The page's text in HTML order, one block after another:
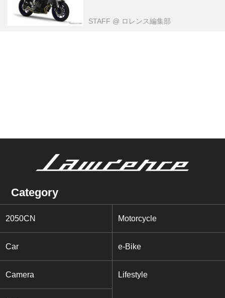
STAFF @ ロレンス編集部
Category
2050CN Motorcycle
Car e-Bike
Camera Lifestyle